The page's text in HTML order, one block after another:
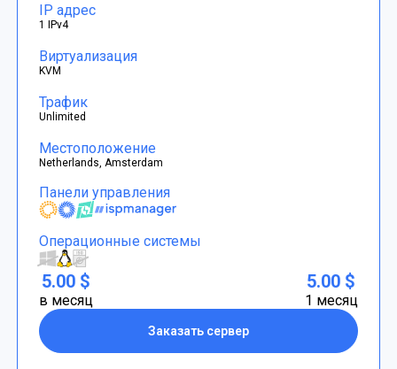
IP адрес
1 IPv4
Виртуализация
KVM
Трафик
Unlimited
Местоположение
Netherlands, Amsterdam
Панели управления
Операционные системы
5.00 $
в месяц
Заказать сервер
5.00 $
1 месяц